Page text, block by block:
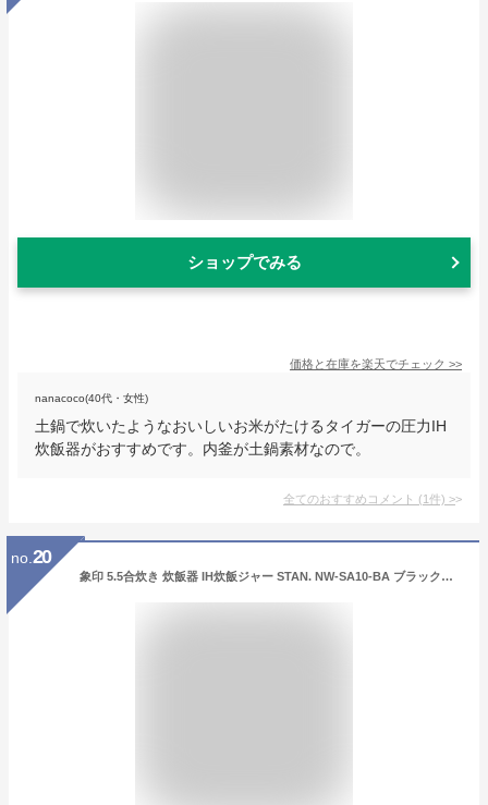
ショップでみる
価格と在庫を楽天でチェック >>
nanacoco(40代・女性)
土鍋で炊いたようなおいしいお米がたけるタイガーの圧力IH
炊飯器がおすすめです。内釜が土鍋素材なので。
全てのおすすめコメント (1件) >
no. 20
象印 5.5合炊き 炊飯器 IH炊飯ジャー STAN. NW-SA10-BA ブラック【送料無料】【KK9N0D18P】